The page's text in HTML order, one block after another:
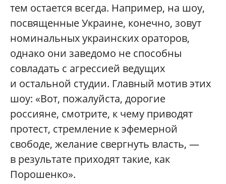
тем остается всегда. Например, на шоу,
посвященные Украине, конечно, зовут
номинальных украинских ораторов,
однако они заведомо не способны
совладать с агрессией ведущих
и остальной студии. Главный мотив этих
шоу: «Вот, пожалуйста, дорогие
россияне, смотрите, к чему приводят
протест, стремление к эфемерной
свободе, желание свергнуть власть, —
в результате приходят такие, как
Порошенко».